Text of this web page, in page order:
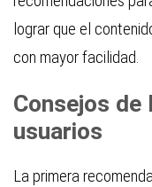
lograr que el
con mayor facilidad.
Consejos de
usuarios
La primera